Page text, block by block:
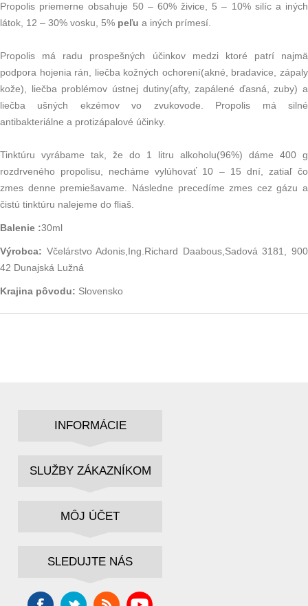
Propolis priemerne obsahuje 50 – 60% živice, 5 – 10% silíc a iných
látok, 12 – 30% vosku, 5% peľu a iných prímesí.
Propolis má radu prospešných účinkov medzi ktoré patrí najmä
podpora hojenia rán, liečba kožných ochorení(akné, bradavice, zápaly
kože), liečba problémov ústnej dutiny(afty, zapálené ďasná, zuby) a
liečba ušných ekzémov vo zvukovode. Propolis má silné
antibakteriálne a protizápalové účinky.
Tinktúru vyrábame tak, že do 1 litru alkoholu(96%) dáme 400 g
rozdrveného propolisu, necháme vylúhovať 10 – 15 dní, zatiaľ čo
zmes denne premiešavame. Následne precedíme zmes cez gázu a
čistú tinktúru nalejeme do fliaš.
Balenie :30ml
Výrobca: Včelárstvo Adonis,Ing.Richard Daabous,Sadová 3181, 900
42 Dunajská Lužná
Krajina pôvodu: Slovensko
INFORMÁCIE
SLUŽBY ZÁKAZNÍKOM
MÔJ ÚČET
SLEDUJTE NÁS